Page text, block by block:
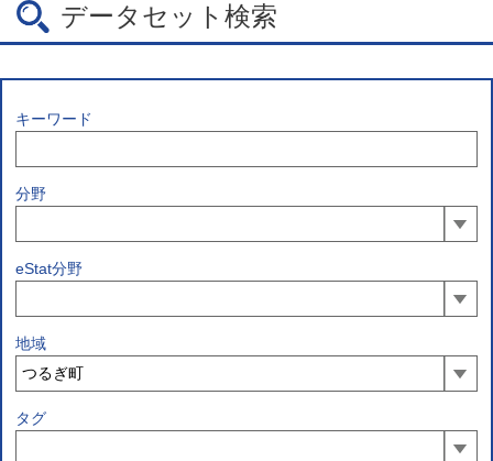
データセット検索
キーワード
分野
eStat分野
地域
タグ